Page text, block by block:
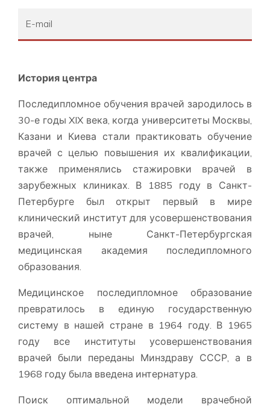
E-mail
История центра
Последипломное обучения врачей зародилось в
30-е годы XIX века, когда университеты Москвы,
Казани и Киева стали практиковать обучение
врачей с целью повышения их квалификации,
также применялись стажировки врачей в
зарубежных клиниках. В 1885 году в Санкт-
Петербурге был открыт первый в мире
клинический институт для усовершенствования
врачей, ныне Санкт-Петербургская
медицинская академия последипломного
образования.
Медицинское последипломное образование
превратилось в единую государственную
систему в нашей стране в 1964 году. В 1965
году все институты усовершенствования
врачей были переданы Минздраву СССР, а в
1968 году была введена интернатура.
Поиск оптимальной модели врачебной